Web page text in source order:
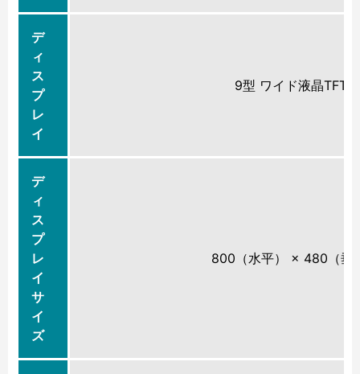
デ
ィ
ス
プ
レ
イ
9型 ワイド液晶TFT
デ
ィ
ス
プ
レ
イ
サ
イ
ズ
800（水平） × 480（垂